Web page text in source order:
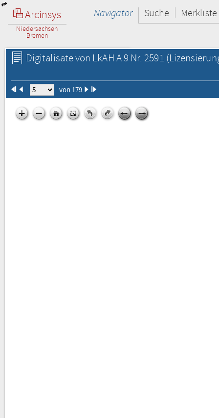
Arcinsys
Niedersachsen
Bremen
Navigator Suche Merkliste
Digitalisate von LkAH A 9 Nr. 2591
von 179